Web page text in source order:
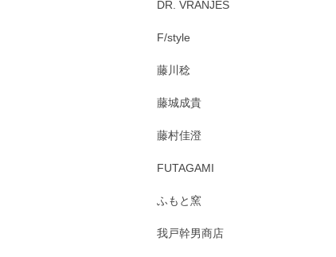
DR. VRANJES
F/style
藤川稔
藤城成貴
藤村佳澄
FUTAGAMI
ふもと窯
我戸幹男商店